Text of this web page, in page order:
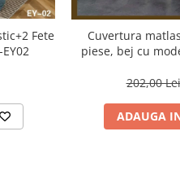
Fete
Cuvertura
piese, bej cu
202,00
ADAUGA